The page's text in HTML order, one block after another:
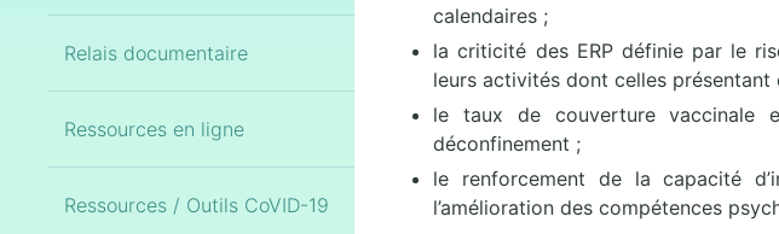
Relais documentaire
Ressources en ligne
Ressources / Outils CoVID-19
calendaires ;
la criticité des ERP définie par le
leurs activités dont celles
le taux de couverture vaccinale
déconfinement ;
le renforcement de la capacité
l’amélioration des compétences